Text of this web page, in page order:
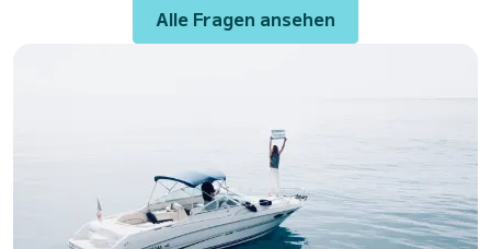
Alle Fragen ansehen